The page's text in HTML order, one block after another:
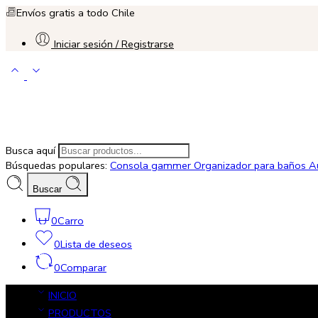
Envíos gratis a todo Chile
Iniciar sesión / Registrarse
Busca aquí
Búsquedas populares: Consola gammer Organizador para baños
Buscar
0Carro
0Lista de deseos
0Comparar
INICIO
PRODUCTOS